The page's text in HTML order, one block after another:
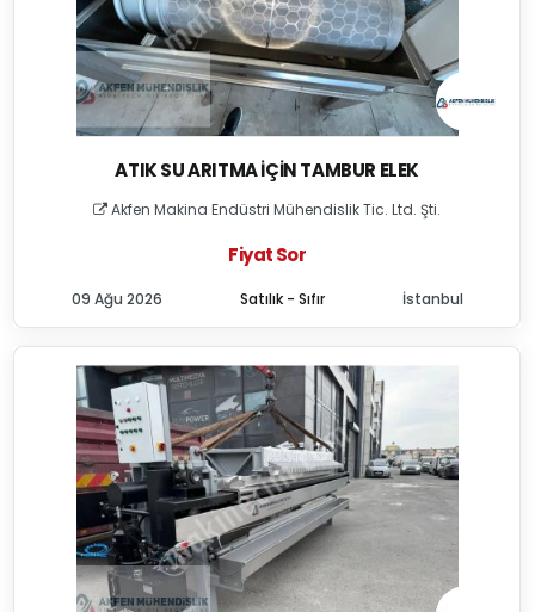
ATIK SU ARITMA İÇIN TAMBUR ELEK
Akfen Makina Endüstri Mühendislik Tic. Ltd. Şti.
Fiyat Sor
Satılık - Sıfır
09 Ağu 2026 İstanbul